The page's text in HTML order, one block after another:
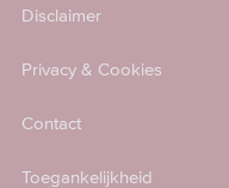
Disclaimer
Privacy & Cookies
Contact
Toegankelijkheid